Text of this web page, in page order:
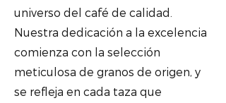
universo del café de calidad.
Nuestra dedicación a la excelencia
comienza con la selección
meticulosa de granos de origen, y
se refleja en cada taza que